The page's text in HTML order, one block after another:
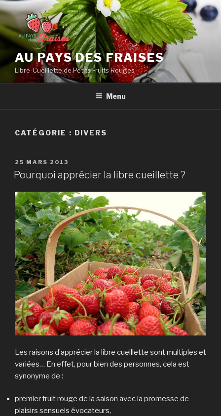
Aller
contenu
principal
AU PAYS DES FRAISES
Libre-Cueillette de Petits Fruits Rouges
Menu
CATÉGORIE : DIVERS
PUBLIÉ
LE
25 MARS 2013
Pourquoi apprécier la libre cueillette ?
Les raisons d’apprécier la libre cueillette sont multiples et
variées… En effet, pour bien des personnes, cela est
synonyme de :
premier fruit rouge de la saison avec la promesse de
plaisirs sensuels évocateurs,